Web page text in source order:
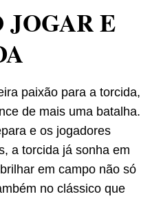
JOGAR E
paixão para a torcida,
de mais uma batalha.
e os jogadores
a torcida já sonha em
em campo não só
no clássico que